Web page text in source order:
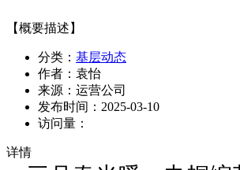
【概要描述】
分类： 基层动态
作者： 袁怡
来源： 运营公司
发布时间： 2025-03-10
访问量：
详情